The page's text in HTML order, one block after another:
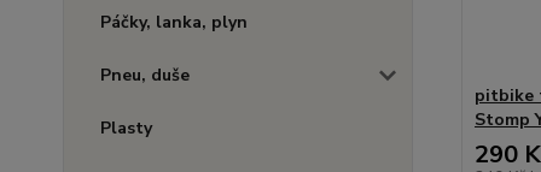
Páčky, lanka, plyn
Pneu, duše
Plasty
pitbike
Stomp
290